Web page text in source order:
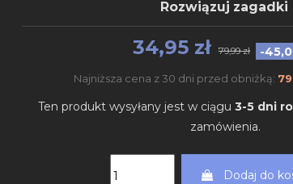
Rozwiązuj zagadki
34,95 zł 79,99 zł -
Najniższa cena z 30 dni przed obniżką:
Ten produkt wysyłany jest w ciągu3-5 dni
zamówienia.
Dodaj do